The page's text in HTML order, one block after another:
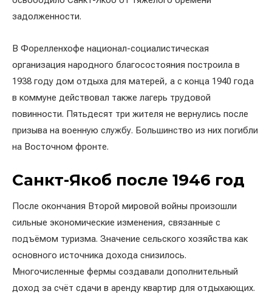
задолженности.
В Форелленхофе национал-социалистическая
организация народного благосостояния построила в
1938 году дом отдыха для матерей, а с конца 1940 года
в коммуне действовал также лагерь трудовой
повинности. Пятьдесят три жителя не вернулись после
призыва на военную службу. Большинство из них погибли
на Восточном фронте.
Санкт-Якоб после 1946 год
После окончания Второй мировой войны произошли
сильные экономические изменения, связанные с
подъёмом туризма. Значение сельского хозяйства как
основного источника дохода снизилось.
Многочисленные фермы создавали дополнительный
доход за счёт сдачи в аренду квартир для отдыхающих.